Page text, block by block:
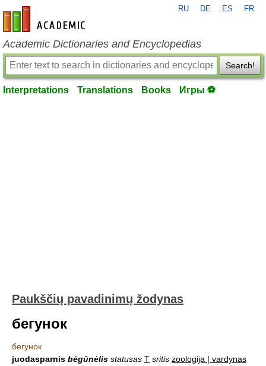
en-academic.com
RU DE ES FR
Academic Dictionaries and Encyclopedias
Search!
Interpretations Translations Books Игры ⚽
Paukščių pavadinimų žodynas
бегунок
бегунок
juodasparnis bėgūnėlis statusas T sritis zoologija | vardynas